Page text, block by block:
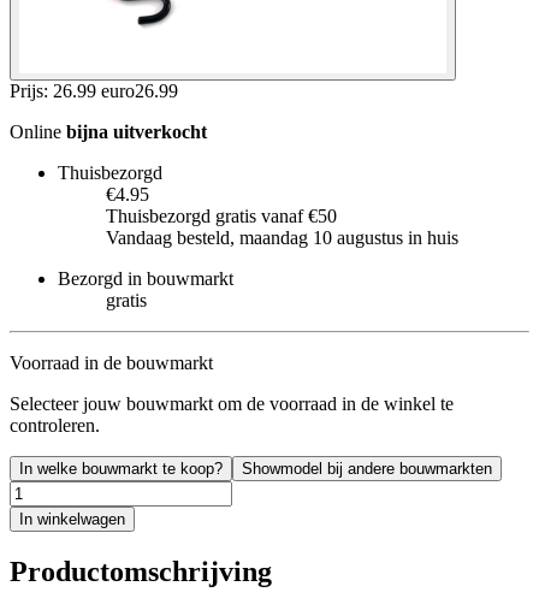
Prijs: 26.99 euro26.99
Online bijna uitverkocht
Thuisbezorgd
€4.95
Thuisbezorgd gratis vanaf €50
Vandaag besteld, maandag 10 augustus in huis
Bezorgd in bouwmarkt
gratis
Voorraad in de bouwmarkt
Selecteer jouw bouwmarkt om de voorraad in de winkel te
controleren.
In welke bouwmarkt te koop? Showmodel bij andere bouwmarkten
In winkelwagen
Productomschrijving